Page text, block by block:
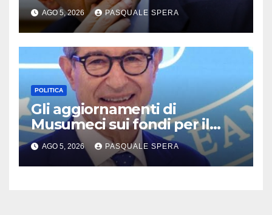
AGO 5, 2026 PASQUALE SPERA
POLITICA
Gli aggiornamenti di
Musumeci sui fondi per il
terremoto
AGO 5, 2026 PASQUALE SPERA